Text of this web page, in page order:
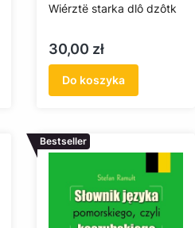
Wiérztë starka dlô dzôtk
Cena
30,00 zł
Do koszyka
Bestseller